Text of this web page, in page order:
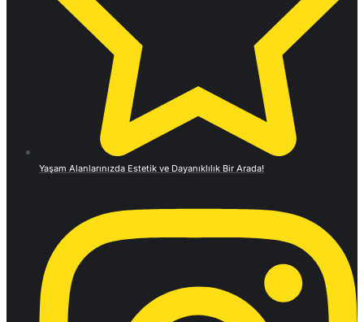
Yaşam Alanlarınızda Estetik ve Dayanıklılık Bir Arada!